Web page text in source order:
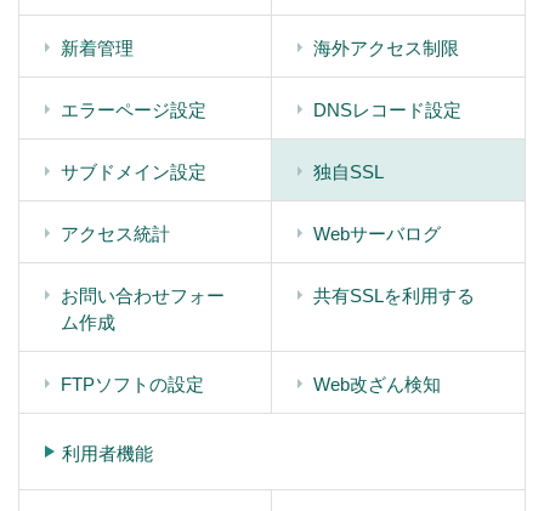
新着管理 海外アクセス制限
エラーページ設定 DNSレコード設定
サブドメイン設定 独自SSL
アクセス統計 Webサーバログ
お問い合わせフォー
ム作成
共有SSLを利用する
FTPソフトの設定 Web改ざん検知
利用者機能